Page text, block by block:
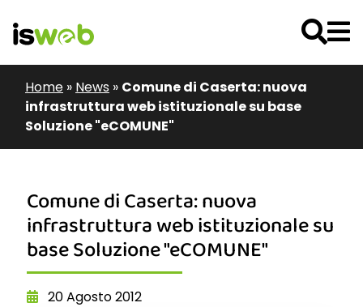
Home » News » Comune di Caserta: nuova
infrastruttura web istituzionale su base
Soluzione "eCOMUNE"
Comune di Caserta: nuova
infrastruttura web istituzionale su
base Soluzione "eCOMUNE"
20 Agosto 2012